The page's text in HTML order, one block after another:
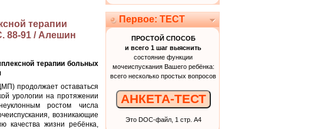
терапии
88-91 / Алешин
терапии больных
продолжает оставаться
урологии на протяжении
ростом числа
возникающие
жизни ребёнка,
Первое: ТЕСТ
ПРОСТОЙ СПОСОБ
и всего 1 шаг выяснить
состояние функции
мочеиспускания Вашего ребёнка:
всего несколько простых вопросов
АНКЕТА-ТЕСТ
Это DOC-файл, 1 стр. А4